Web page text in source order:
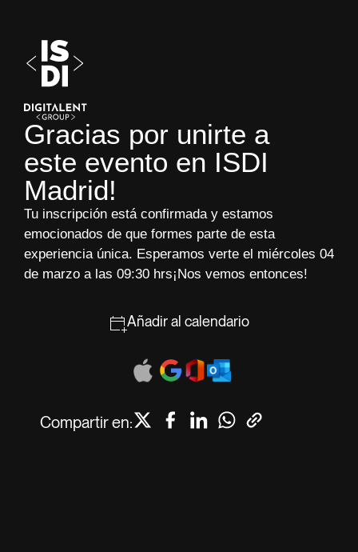
Gracias por unirte a
este evento en ISDI
Madrid!
Tu inscripción está confirmada y estamos
emocionados de que formes parte de esta
experiencia única. Esperamos verte el miércoles 04
de marzo a las 09:30 hrs¡Nos vemos entonces!
Añadir al calendario
Compartir en: